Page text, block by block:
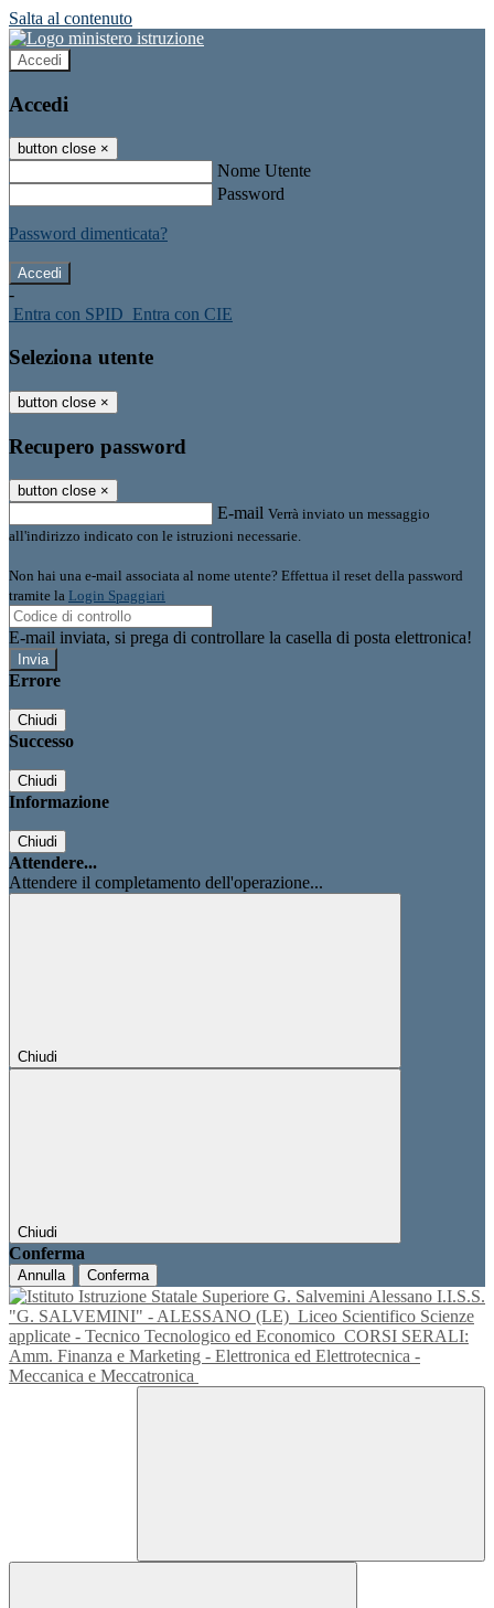
Salta al contenuto
Accedi
Accedi
button close ×
Nome Utente
Password
Password dimenticata?
-
Entra con SPID Entra con CIE
Seleziona utente
button close ×
Recupero password
button close ×
E-mail Verrà inviato un messaggio
all'indirizzo indicato con le istruzioni necessarie.
Non hai una e-mail associata al nome utente? Effettua il reset della password
tramite la Login Spaggiari
E-mail inviata, si prega di controllare la casella di posta elettronica!
Errore
Chiudi
Successo
Chiudi
Informazione
Chiudi
Attendere...
Attendere il completamento dell'operazione...
Chiudi
Chiudi
Conferma
Annulla Conferma
I.I.S.S.
"G. SALVEMINI" - ALESSANO (LE) Liceo Scientifico Scienze
applicate - Tecnico Tecnologico ed Economico CORSI SERALI:
Amm. Finanza e Marketing - Elettronica ed Elettrotecnica -
Meccanica e Meccatronica